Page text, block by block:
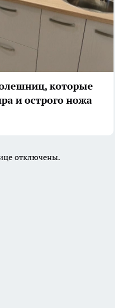
которые
и острого ножа
отключены.